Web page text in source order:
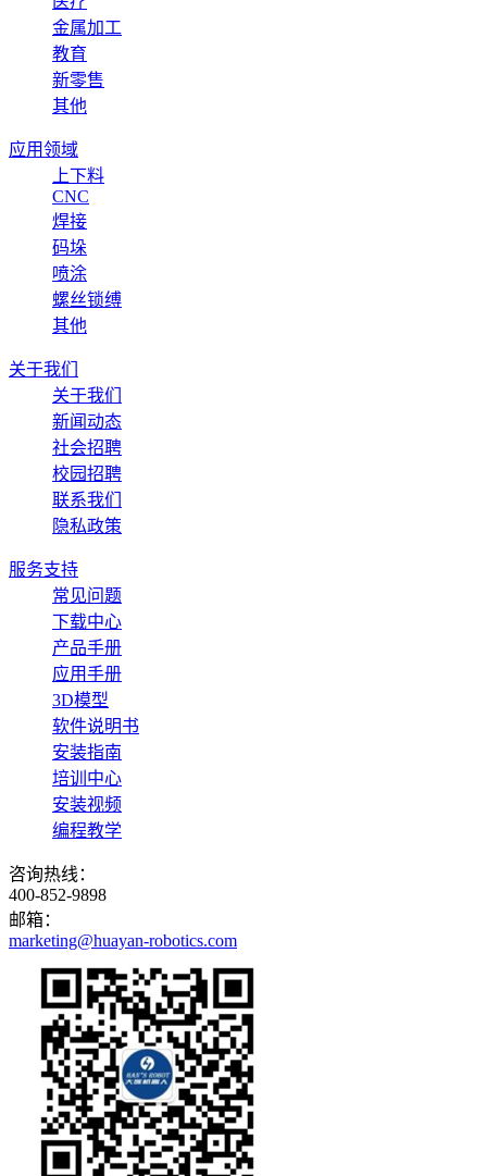
金属加工
教育
新零售
其他
应用领域
上下料
CNC
焊接
码垛
喷涂
螺丝锁缚
其他
关于我们
关于我们
新闻动态
社会招聘
校园招聘
联系我们
隐私政策
服务支持
常见问题
下载中心
产品手册
应用手册
3D模型
软件说明书
安装指南
培训中心
安装视频
编程教学
咨询热线：
400-852-9898
邮箱：
marketing@huayan-robotics.com